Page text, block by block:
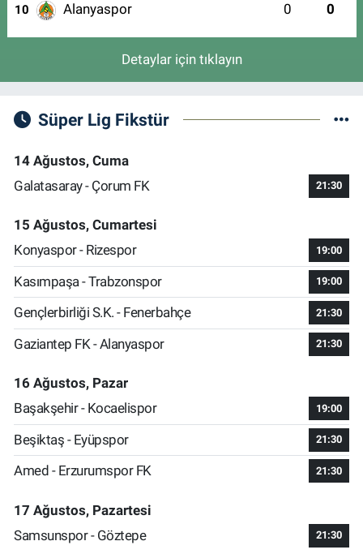
10 Alanyaspor 0 0
Detaylar için tıklayın
Süper Lig Fikstür
14 Ağustos, Cuma
Galatasaray - Çorum FK
21:30
15 Ağustos, Cumartesi
Konyaspor - Rizespor
19:00
Kasımpaşa - Trabzonspor 19:00
Gençlerbirliği S.K. - Fenerbahçe 21:30
Gaziantep FK - Alanyaspor 21:30
16 Ağustos, Pazar
Başakşehir - Kocaelispor
19:00
Beşiktaş - Eyüpspor 21:30
Amed - Erzurumspor FK 21:30
17 Ağustos, Pazartesi
Samsunspor - Göztepe
21:30